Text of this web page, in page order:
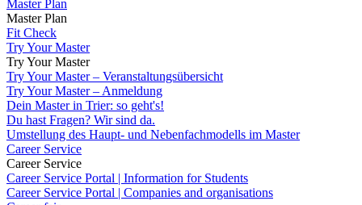
Master Plan
Master Plan
Fit Check
Try Your Master
Try Your Master
Try Your Master – Veranstaltungsübersicht
Try Your Master – Anmeldung
Dein Master in Trier: so geht's!
Du hast Fragen? Wir sind da.
Umstellung des Haupt- und Nebenfachmodells im Master
Career Service
Career Service
Career Service Portal | Information for Students
Career Service Portal | Companies and organisations